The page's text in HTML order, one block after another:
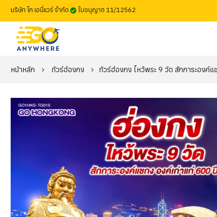
บริษัท โก เอนี่แวร์ จำกัด ใบอนุญาต 11/12562
หน้าหลัก ทัวร์ฮ่องกง ทัวร์ฮ่องกง ไหว้พระ 9 วัด สักการะองค์